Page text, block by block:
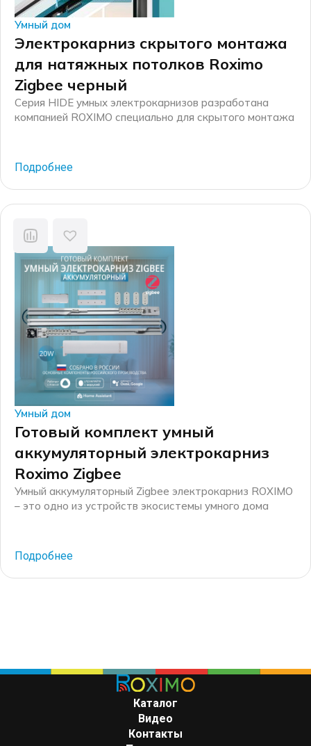
Умный дом
Электрокарниз скрытого монтажа
для натяжных потолков Roximo
Zigbee черный
Серия HIDE умных электрокарнизов разработана
компанией ROXIMO специально для скрытого монтажа
профиль и заглушки для него, специальные редукторы
для электрокарниза узкого формата, соединители
профилей и крепежные элементы. В результате
электрокарниз вставляется в закладной профиль и
Компания […]
Подробнее
Умный дом
Готовый комплект умный
аккумуляторный электрокарниз
Roximo Zigbee
Умный аккумуляторный Zigbee электрокарниз ROXIMO
– это одно из устройств экосистемы умного дома
этот карниз для Вас! Он может работать без
проводов и без розетки. Компания Roximo –
российский бренд электронных устройств для умного
Подробнее
Каталог
Видео
Контакты